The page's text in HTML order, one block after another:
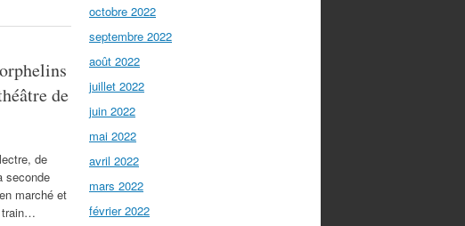
de
de
seconde
marché et
train…
octobre 2022
septembre 2022
août 2022
juillet 2022
juin 2022
mai 2022
avril 2022
mars 2022
février 2022